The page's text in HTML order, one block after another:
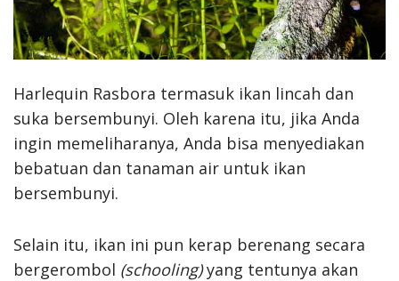
Harlequin Rasbora termasuk ikan lincah dan
suka bersembunyi. Oleh karena itu, jika Anda
ingin memeliharanya, Anda bisa menyediakan
bebatuan dan tanaman air untuk ikan
bersembunyi.
Selain itu, ikan ini pun kerap berenang secara
bergerombol (schooling)yang tentunya akan